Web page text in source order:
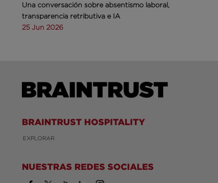
Una conversación sobre absentismo laboral,
transparencia retributiva e IA
25 Jun 2026
BRAINTRUST HOSPITALITY
EXPLORAR
NUESTRAS REDES SOCIALES